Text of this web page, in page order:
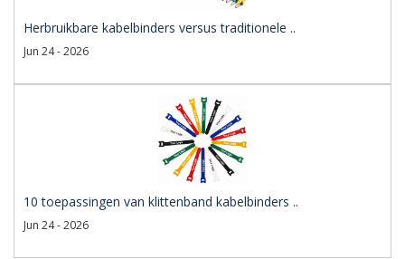
Herbruikbare kabelbinders versus traditionele ..
Jun 24 - 2026
10 toepassingen van klittenband kabelbinders ..
Jun 24 - 2026